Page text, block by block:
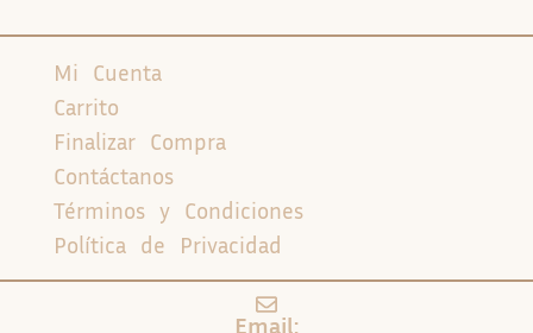
Mi Cuenta
Carrito
Finalizar Compra
Contáctanos
Términos y Condiciones
Política de Privacidad
Email: